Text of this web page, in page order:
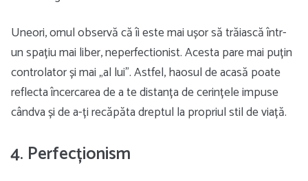
Uneori, omul observă că îi este mai ușor să trăiască într-
un spațiu mai liber, neperfectionist. Acesta pare mai puțin
controlator și mai „al lui”. Astfel, haosul de acasă poate
reflecta încercarea de a te distanța de cerințele impuse
cândva și de a-ți recăpăta dreptul la propriul stil de viață.
4. Perfecționism